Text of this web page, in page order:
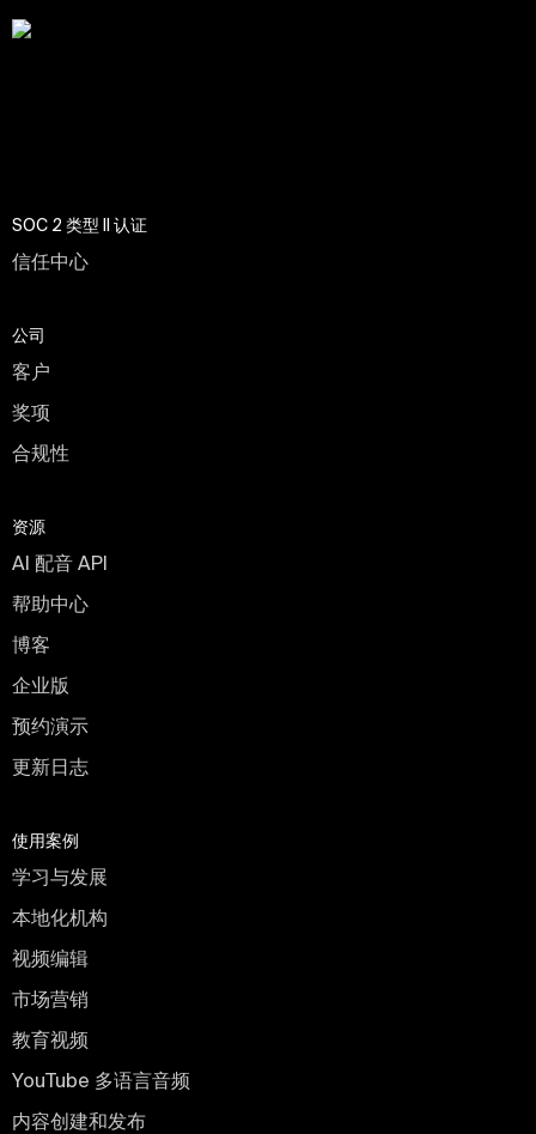
SOC 2 类型 II 认证
信任中心
公司
客户
奖项
合规性
资源
AI 配音 API
帮助中心
博客
企业版
预约演示
更新日志
使用案例
学习与发展
本地化机构
视频编辑
市场营销
教育视频
YouTube 多语言音频
内容创建和发布